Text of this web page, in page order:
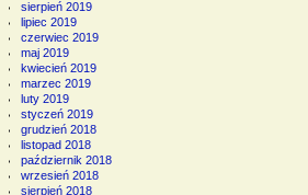
sierpień 2019
lipiec 2019
czerwiec 2019
maj 2019
kwiecień 2019
marzec 2019
luty 2019
styczeń 2019
grudzień 2018
listopad 2018
październik 2018
wrzesień 2018
sierpień 2018